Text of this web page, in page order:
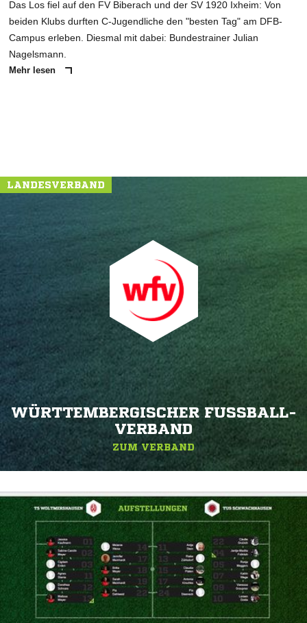
Das Los fiel auf den FV Biberach und der SV 1920 Ixheim: Von
beiden Klubs durften C-Jugendliche den "besten Tag" am DFB-
Campus erleben. Diesmal mit dabei: Bundestrainer Julian
Nagelsmann.
Mehr lesen
LANDESVERBAND
WÜRTTEMBERGISCHER FUSSBALL-V
ERBAND
ZUM VERBAND